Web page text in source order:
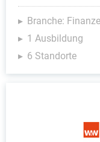
Branche:
1 Ausbildung
6 Standorte